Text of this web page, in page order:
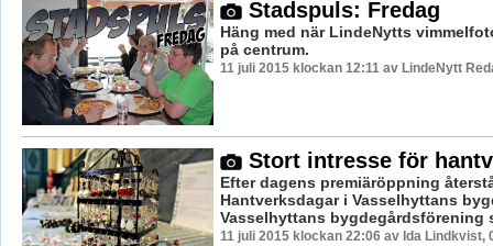
Stadspuls: Fredag
Häng med när LindeNytts
på centrum.
11 juli 2015 klockan 12:11 av LindeNytt
Stort intresse för
Efter dagens premiäröppning
Hantverksdagar i Vasselhyttans
Vasselhyttans bygdegårdsförening
11 juli 2015 klockan 22:06 av Ida Lindkvist,